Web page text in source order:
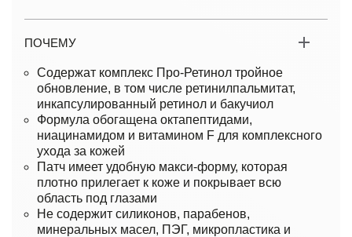
ПОЧЕМУ
Содержат комплекс Про-Ретинол тройное
обновление, в том числе ретинилпальмитат,
инкапсулированный ретинол и бакучиол
Формула обогащена октапептидами,
ниацинамидом и витамином F для комплексного
ухода за кожей
Патч имеет удобную макси-форму, которая
плотно прилегает к коже и покрывает всю
область под глазами
Не содержит силиконов, парабенов,
минеральных масел, ПЭГ, микропластика и